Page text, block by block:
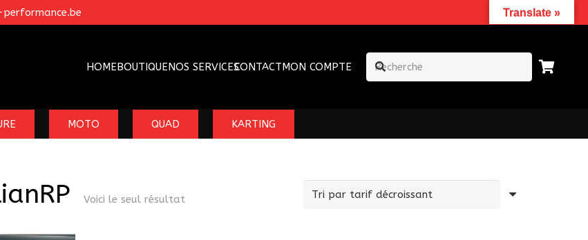
HOMEBOUTIQUENOS SERVICESCONTACTMON COMPTE
MOTO QUAD KARTING
Voici le seul résultat
Translate »